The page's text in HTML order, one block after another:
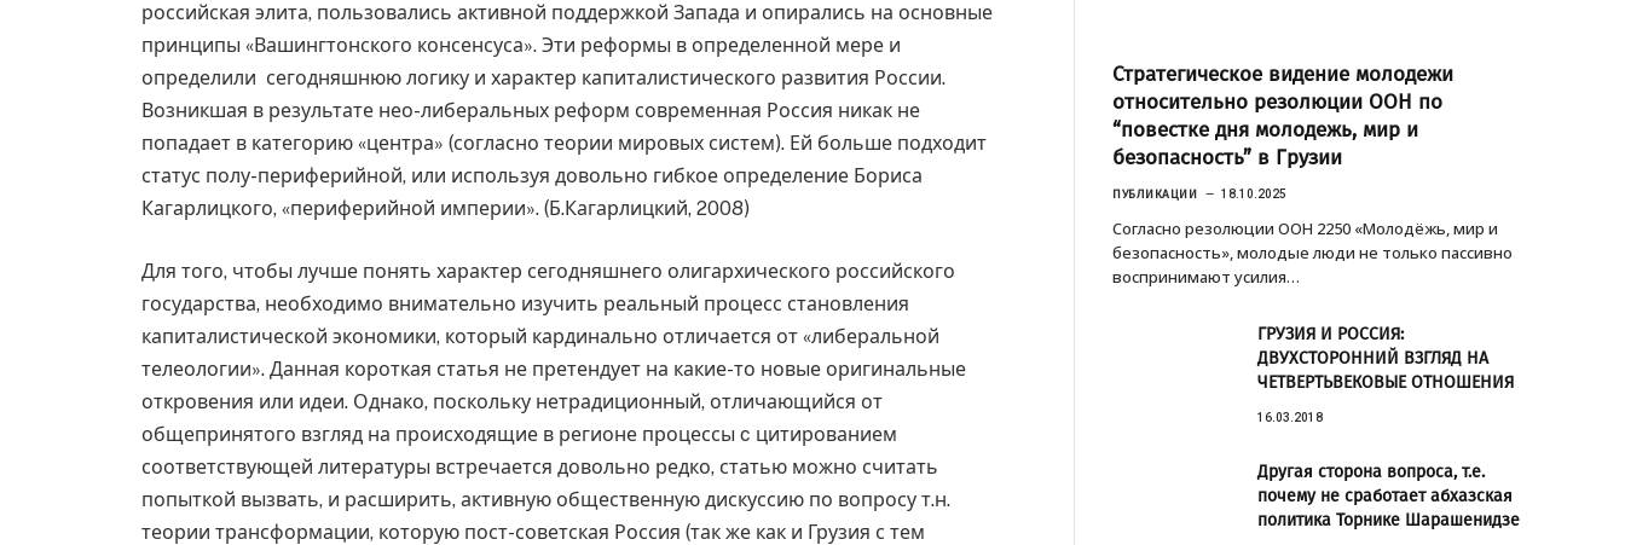
российская элита, пользовались активной поддержкой Запада и опирались на основные
принципы «Вашингтонского консенсуса». Эти реформы в определенной мере и
определили сегодняшнюю логику и характер капиталистического развития России.
Возникшая в результате нео-либеральных реформ современная Россия никак не
попадает в категорию «центра» (согласно теории мировых систем). Ей больше подходит
статус полу-периферийной, или используя довольно гибкое определение Бориса
Кагарлицкого, «периферийной империи». (Б.Кагарлицкий, 2008)
Для того, чтобы лучше понять характер сегодняшнего олигархического российского
государства, необходимо внимательно изучить реальный процесс становления
капиталистической экономики, который кардинально отличается от «либеральной
телеологии». Данная короткая статья не претендует на какие-то новые оригинальные
откровения или идеи. Однако, поскольку нетрадиционный, отличающийся от
общепринятого взгляд на происходящие в регионе процессы c цитированием
соответствующей литературы встречается довольно редко, статью можно считать
попыткой вызвать, и расширить, активную общественную дискуссию по вопросу т.н.
теории трансформации, которую пост-советская Россия (так же как и Грузия с тем
Стратегическое видение молодежи
относительно резолюции ООН по
“повестке дня молодежь, мир и
безопасность” в Грузии
ПУБЛИКАЦИИ 18.10.2025
Согласно резолюции ООН 2250 «Молодёжь, мир и
безопасность», молодые люди не только пассивно
воспринимают усилия…
ГРУЗИЯ И РОССИЯ:
ДВУХСТОРОННИЙ ВЗГЛЯД НА
ЧЕТВЕРТЬВЕКОВЫЕ ОТНОШЕНИЯ
16.03.2018
Другая сторона вопроса, т.е.
почему не сработает абхазская
политика Торнике Шарашенидзе